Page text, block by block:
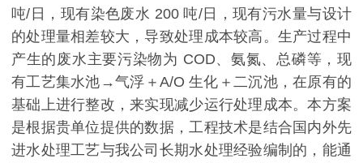
吨/日，现有染色废水 200 吨/日，现有污水量与设计
的处理量相差较大，导致处理成本较高。生产过程中
产生的废水主要污染物为 COD、氨氮、总磷等，现
有工艺集水池→气浮＋A/O 生化＋二沉池，在原有的
基础上进行整改，来实现减少运行处理成本。本方案
是根据贵单位提供的数据，工程技术是结合国内外先
进水处理工艺与我公司长期水处理经验编制的，能通